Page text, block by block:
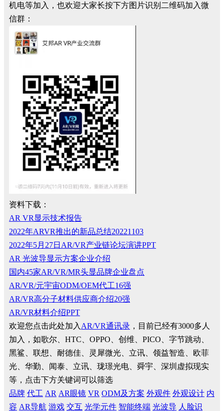
机电等加入，也欢迎大家长按下方图片识别二维码加入微
信群：
资料下载：
AR VR显示技术报告
2022年ARVR推出的新品总结20221103
2022年5月27日AR/VR产业链论坛演讲PPT
AR 光波导显示方案企业介绍
国内45家AR/VR/MR头显品牌企业盘点
AR/VR/元宇宙ODM/OEM代工16强
AR/VR高分子材料供应商介绍20强
AR/VR材料介绍PPT
欢迎您点击此处加入 AR/VR通讯录 ，目前已经有3000多人
加入，如歌尔、HTC、OPPO、创维、PICO、字节跳动、
黑鲨、联想、耐德佳、灵犀微光、立讯、领益智造、欧菲
光、华勤、闻泰、立讯、珑璟光电、舜宇、深圳虚拟现实
等，点击下方关键词可以筛选
品牌 代工 AR AR眼镜 VR ODM及方案 外观件 外观设计 内
容 AR导航 游戏 交互 光学元件 智能终端 光波导 人脸识